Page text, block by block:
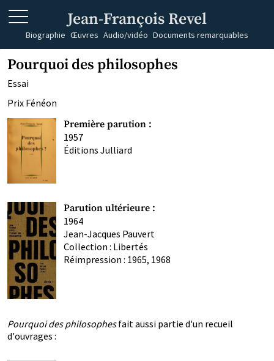
Jean-François Revel
Biographie Œuvres Audio/vidéo Documents remarquables
Pourquoi des philosophes
Essai
Prix Fénéon
Première parution :
1957
Éditions Julliard
Parution ultérieure :
1964
Jean-Jacques Pauvert
Collection : Libertés
Réimpression : 1965, 1968
Pourquoi des philosophesfait aussi partie d'un recueil
d'ouvrages :